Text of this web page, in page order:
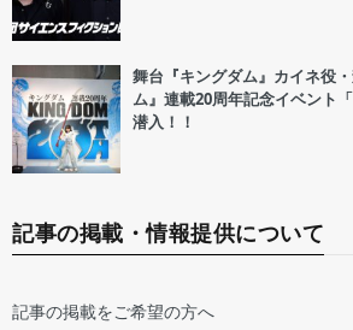
舞台『キングダム』カイネ役
ム』連載20周年記念イベント
潜入！！
記事の掲載・情報提供について
記事の掲載をご希望の方へ